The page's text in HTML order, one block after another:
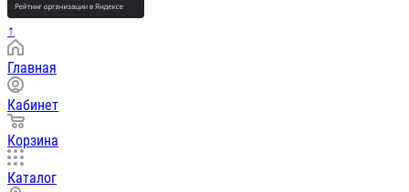
↑
Главная
Кабинет
Корзина
Каталог